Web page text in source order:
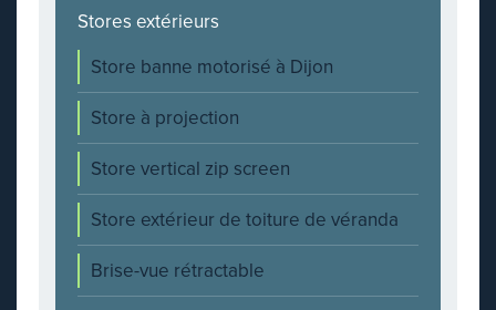
Stores extérieurs
Store banne motorisé à Dijon
Store à projection
Store vertical zip screen
Store extérieur de toiture de véranda
Brise-vue rétractable